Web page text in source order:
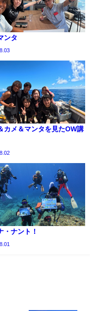
ンタ
カメ＆マンタを見たOW講
・ナント！